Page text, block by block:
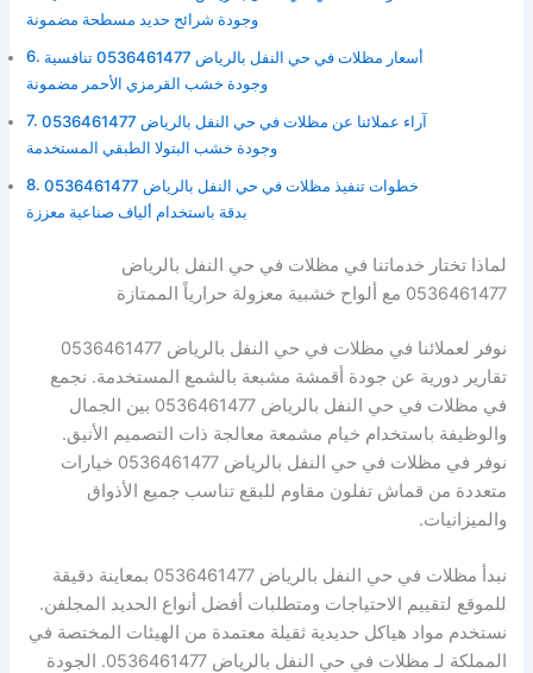
وجودة شرائح حديد مسطحة مضمونة
أسعار مظلات في حي النفل بالرياض 0536461477 تنافسية
وجودة خشب القرمزي الأحمر مضمونة
آراء عملائنا عن مظلات في حي النفل بالرياض 0536461477
وجودة خشب البتولا الطبقي المستخدمة
خطوات تنفيذ مظلات في حي النفل بالرياض 0536461477
بدقة باستخدام ألياف صناعية معززة
لماذا تختار خدماتنا في مظلات في حي النفل بالرياض
0536461477 مع ألواح خشبية معزولة حرارياً الممتازة
نوفر لعملائنا في مظلات في حي النفل بالرياض 0536461477
تقارير دورية عن جودة أقمشة مشبعة بالشمع المستخدمة. نجمع
في مظلات في حي النفل بالرياض 0536461477 بين الجمال
والوظيفة باستخدام خيام مشمعة معالجة ذات التصميم الأنيق.
نوفر في مظلات في حي النفل بالرياض 0536461477 خيارات
متعددة من قماش تفلون مقاوم للبقع تناسب جميع الأذواق
والميزانيات.
نبدأ مظلات في حي النفل بالرياض 0536461477 بمعاينة دقيقة
للموقع لتقييم الاحتياجات ومتطلبات أفضل أنواع الحديد المجلفن.
نستخدم مواد هياكل حديدية ثقيلة معتمدة من الهيئات المختصة في
المملكة لـ مظلات في حي النفل بالرياض 0536461477. الجودة